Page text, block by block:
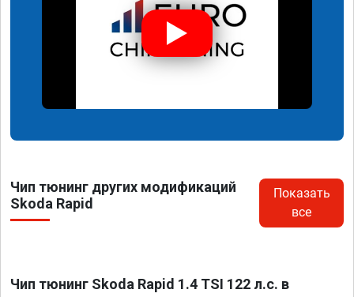
Чип тюнинг других модификаций
Skoda Rapid
Показать
все
Чип тюнинг Skoda Rapid 1.4 TSI 122 л.с. в